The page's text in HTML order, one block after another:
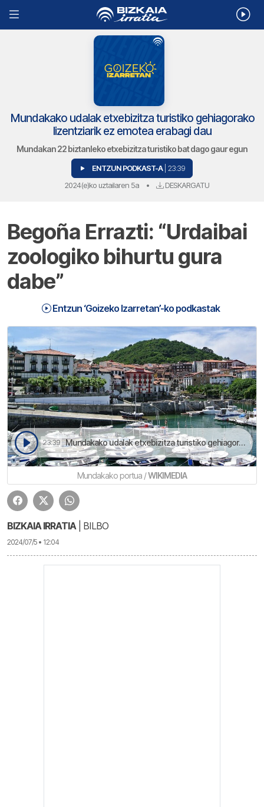
Mundakako udalak etxebizitza turistiko gehiagorako
lizentziarik ez emotea erabagi dau
Mundakan 22 biztanleko etxebizitza turistiko bat dago gaur egun
ENTZUN PODKAST-A | 23:39
2024(e)ko uztailaren 5a • DESKARGATU
Begoña Errazti: “Urdaibai
zoologiko bihurtu gura
dabe”
Entzun ‘Goizeko Izarretan’-ko podkastak
23:39 Mundakako udalak etxebizitza turistiko gehiagorako lizentziarik ez emotea erabagi dau | Goizeko Izarretan
Mundakako portua /WIKIMEDIA
BIZKAIA IRRATIA| BILBO
2024/07/5 • 12:04